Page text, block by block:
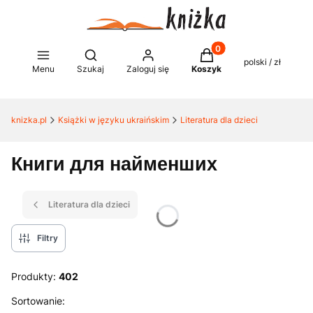
Menu
Otwórz wyszukiwarkę
Szukaj Zaloguj się
Produkty w koszyku:
Koszyk
polski / zł
knizka.pl Książki w języku ukraińskim Literatura dla dzieci
Книги для найменших
Literatura dla dzieci
Filtry
Produkty: 402
Lista produktów
Sortowanie: